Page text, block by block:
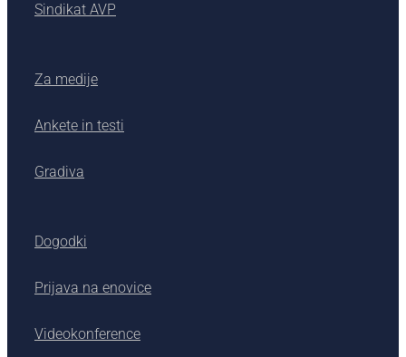
Sindikat AVP
Za medije
Ankete in testi
Gradiva
Dogodki
Prijava na enovice
Videokonference